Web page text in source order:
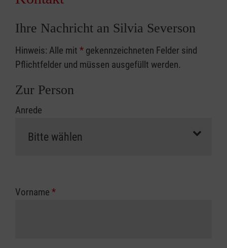
Ihre Nachricht an Silvia Severson
Hinweis: Alle mit * gekennzeichneten Felder sind
Pflichtfelder und müssen ausgefüllt werden.
Zur Person
Anrede
Vorname *